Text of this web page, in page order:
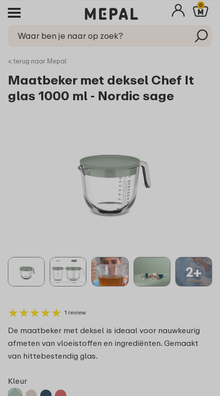
0
< terug naar Mepal
Maatbeker met deksel Chef It
glas 1000 ml - Nordic sage
2+
★★★★★
★★★★★ 1 review
De maatbeker met deksel is ideaal voor nauwkeurig
afmeten van vloeistoffen en ingrediënten. Gemaakt
van hittebestendig glas.
Kleur